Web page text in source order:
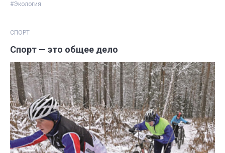
#Экология
СПОРТ
Спорт — это общее дело